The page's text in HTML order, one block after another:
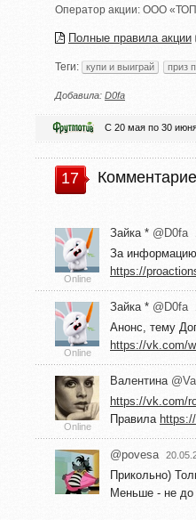
Оператор акции: ООО
Полные правила акции
Теги: купи и выиграй приз
Добавила: D0fa
С 20 мая по 30
17
Online
Зайка * @D0fa
За
https://
Online
Зайка * @D0fa
Анонс, тему
https://vk.com/
Online
Валентина
https://vk.com/
Правила
@povesa
Прикольно)
Меньше - не до